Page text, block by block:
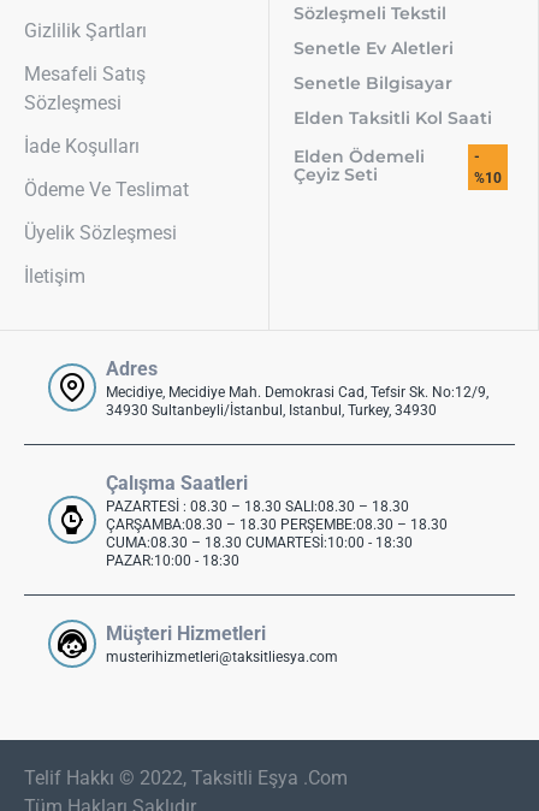
Gizlilik Şartları
Mesafeli Satış
Sözleşmesi
İade Koşulları
Ödeme Ve Teslimat
Üyelik Sözleşmesi
İletişim
Sözleşmeli Tekstil
Senetle Ev Aletleri
Senetle Bilgisayar
Elden Taksitli Kol Saati
Elden Ödemeli
Çeyiz Seti
-
%10
Adres
Mecidiye, Mecidiye Mah. Demokrasi Cad, Tefsir Sk. No:12/9,
34930 Sultanbeyli/İstanbul, Istanbul, Turkey, 34930
Çalışma Saatleri
PAZARTESİ : 08.30 – 18.30 SALI:08.30 – 18.30
ÇARŞAMBA:08.30 – 18.30 PERŞEMBE:08.30 – 18.30
CUMA:08.30 – 18.30 CUMARTESİ:10:00 - 18:30
PAZAR:10:00 - 18:30
Müşteri Hizmetleri
musterihizmetleri@taksitliesya.com
Telif Hakkı © 2022, Taksitli Eşya .Com